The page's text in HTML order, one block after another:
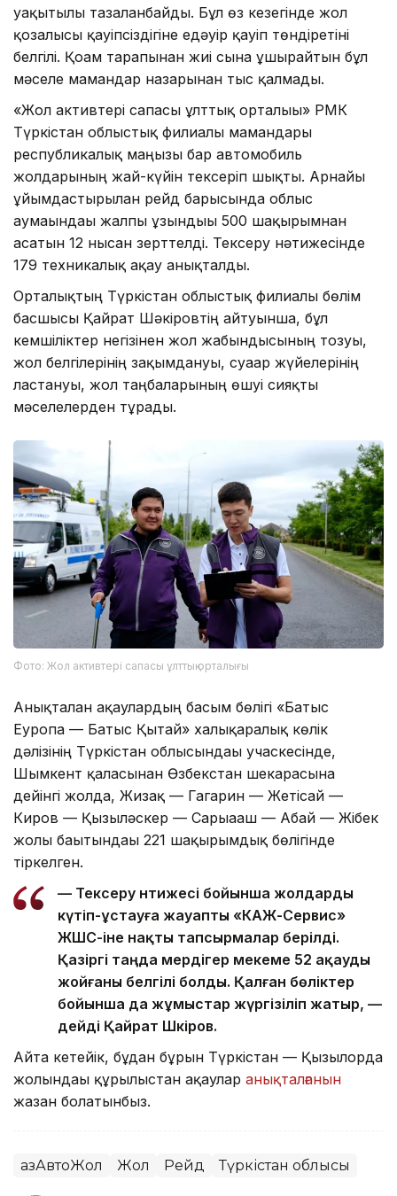
уақытылы тазаланбайды. Бұл өз кезегінде жол
қозғалысы қауіпсіздігіне едәуір қауіп төндіретіні
белгілі. Қоғам тарапынан жиі сынға ұшырайтын бұл
мәселе мамандар назарынан тыс қалмады.
«Жол активтері сапасы ұлттық орталығы» РМК
Түркістан облыстық филиалы мамандары
республикалық маңызы бар автомобиль
жолдарының жай-күйін тексеріп шықты. Арнайы
ұйымдастырылған рейд барысында облыс
аумағындағы жалпы ұзындығы 500 шақырымнан
асатын 12 нысан зерттелді. Тексеру нәтижесінде
179 техникалық ақау анықталды.
Орталықтың Түркістан облыстық филиалы бөлім
басшысы Қайрат Шәкіровтің айтуынша, бұл
кемшіліктер негізінен жол жабындысының тозуы,
жол белгілерінің зақымдануы, суағар жүйелерінің
ластануы, жол таңбаларының өшуі сияқты
мәселелерден тұрады.
Фото: Жол активтері сапасы ұлттық орталығы
Анықталған ақаулардың басым бөлігі «Батыс
Еуропа — Батыс Қытай» халықаралық көлік
дәлізінің Түркістан облысындағы учаскесінде,
Шымкент қаласынан Өзбекстан шекарасына
дейінгі жолда, Жизақ — Гагарин — Жетісай —
Киров — Қызыләскер — Сарыағаш — Абай — Жібек
жолы бағытындағы 221 шақырымдық бөлігінде
тіркелген.
— Тексеру нәтижесі бойынша жолдарды
күтіп-ұстауға жауапты «КАЖ-Сервис»
ЖШС-іне нақты тапсырмалар берілді.
Қазіргі таңда мердігер мекеме 52 ақауды
жойғаны белгілі болды. Қалған бөліктер
бойынша да жұмыстар жүргізіліп жатыр, —
дейді Қайрат Шәкіров.
Айта кетейік, бұдан бұрын Түркістан — Қызылорда
жолындағы құрылыстан ақаулар анықталғанын
жазған болатынбыз.
ҚазАвтоЖол Жол Рейд Түркістан облысы